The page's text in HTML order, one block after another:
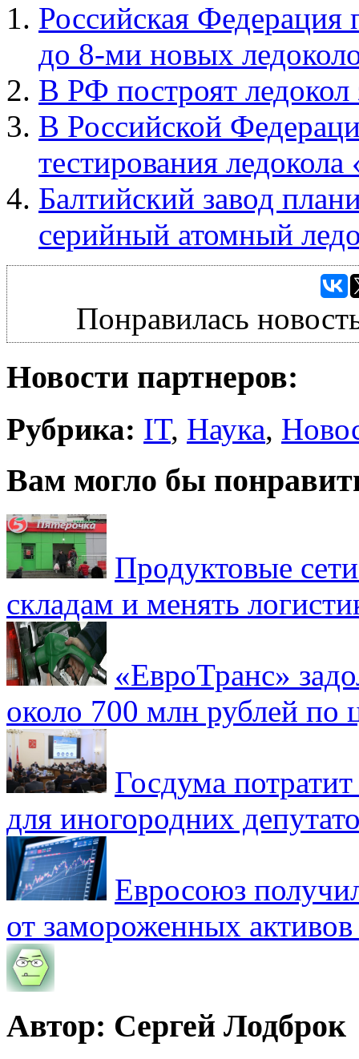
Российская Федерация
до 8-ми новых
В РФ построят ледокол
В Российской
тестирования
Балтийский завод
серийный атомный
Понравилась
Новости партнеров:
Рубрика: IT, Наука,
Вам могло бы
Продуктовые
складам и менять
«ЕвроТранс»
около 700 млн рублей
Госдума
для иногородних
Евросоюз
от замороженных
Автор: Сергей Лодброк